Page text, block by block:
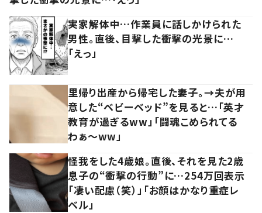
実家解体中…作業員に話しかけられた
男性。直後、目撃した衝撃の光景に…
「えっ」
里帰り出産から帰宅した妻子。→夫が用
意した“ベビーベッド”を見ると…「英才
教育が過ぎるww」「闘魂こめられてる
わぁ～ww」
怪我をした4歳娘。直後、それを見た2歳
息子の“衝撃の行動”に…254万回表示
「凄い配慮（笑）」「お顔はかなり重症レ
ベル」